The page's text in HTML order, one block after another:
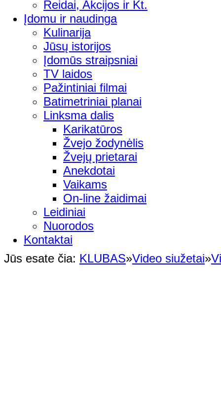
Reidai, Akcijos ir Kt.
Įdomu ir naudinga
Kulinarija
Jūsų istorijos
Įdomūs straipsniai
TV laidos
Pažintiniai filmai
Batimetriniai planai
Linksma dalis
Karikatūros
Žvejo žodynėlis
Žvejų prietarai
Anekdotai
Vaikams
On-line žaidimai
Leidiniai
Nuorodos
Kontaktai
Jūs esate čia: KLUBAS»Video siužetai»